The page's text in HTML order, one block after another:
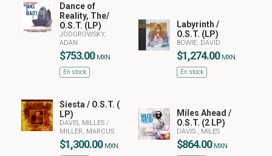
Dance of
Reality, The/
O.S.T. (LP)
JODOROWSKY,
ADAN
$753.00 MXN
En stock
Labyrinth /
O.S.T. (LP)
BOWIE, DAVID
$1,274.00 MXN
En stock
Siesta / O.S.T. (
LP)
DAVIS, MILLES/
MILLER, MARCUS
$1,300.00 MXN
Miles Ahead /
O.S.T. (2 LP)
DAVIS , MILES
$864.00 MXN